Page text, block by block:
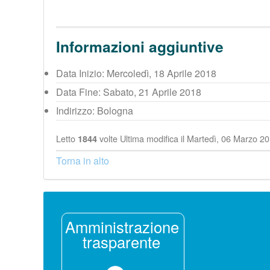
Informazioni aggiuntive
Data Inizio: Mercoledì, 18 Aprile 2018
Data Fine: Sabato, 21 Aprile 2018
Indirizzo: Bologna
Letto 1844 volte Ultima modifica il Martedì, 06 Marzo
Torna in alto
Amministrazione
trasparente